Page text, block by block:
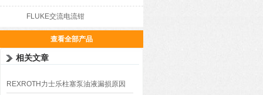
FLUKE交流电流钳
查看全部产品
相关文章
REXROTH力士乐柱塞泵油液漏损原因